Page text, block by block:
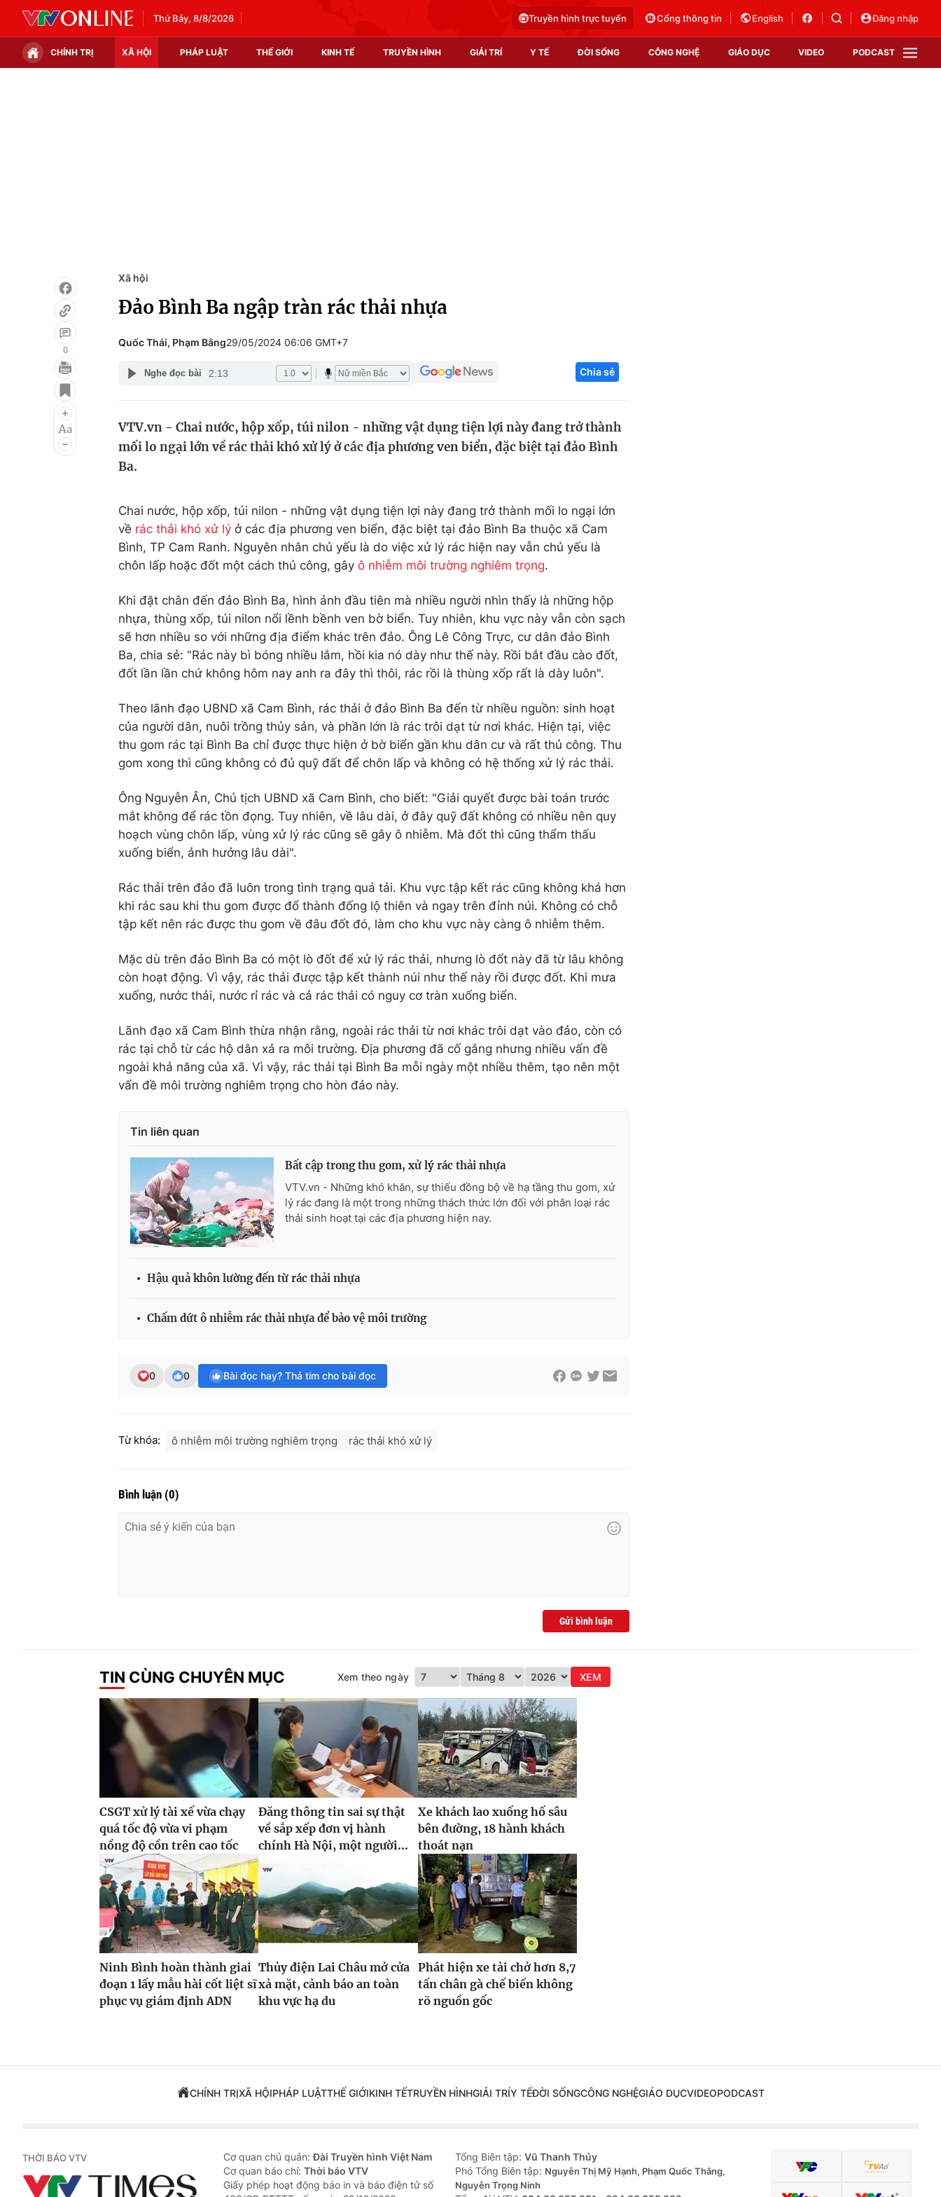
Thứ Bảy, 8/8/2026 Truyền hình trực tuyến Cổng thông tin English Đăng nhập
CHÍNH TRỊ XÃ HỘI PHÁP LUẬT THẾ GIỚI KINH TẾ TRUYỀN HÌNH GIẢI TRÍ Y TẾ ĐỜI SỐNG CÔNG NGHỆ GIÁO DỤC VIDEO PODCAST
Điện ảnh
Âm nhạc
Làm đẹp
Giáo dục
Học trực tuyến
Công nghệ
Sản phẩm
0
Xã hội
Đảo Bình Ba ngập tràn rác thải nhựa
Quốc Thái, Phạm Bằng29/05/2024 06:06 GMT+7
Nghe đọc bài 2:13 Chia sẻ
VTV.vn - Chai nước, hộp xốp, túi nilon - những vật dụng tiện lợi này đang trở thành
mối lo ngại lớn về rác thải khó xử lý ở các địa phương ven biển, đặc biệt tại đảo Bình
Ba.
Chai nước, hộp xốp, túi nilon - những vật dụng tiện lợi này đang trở thành mối lo ngại lớn
về rác thải khó xử lý ở các địa phương ven biển, đặc biệt tại đảo Bình Ba thuộc xã Cam
Bình, TP Cam Ranh. Nguyên nhân chủ yếu là do việc xử lý rác hiện nay vẫn chủ yếu là
chôn lấp hoặc đốt một cách thủ công, gây ô nhiễm môi trường nghiêm trọng.
Khi đặt chân đến đảo Bình Ba, hình ảnh đầu tiên mà nhiều người nhìn thấy là những hộp
nhựa, thùng xốp, túi nilon nổi lềnh bềnh ven bờ biển. Tuy nhiên, khu vực này vẫn còn sạch
sẽ hơn nhiều so với những địa điểm khác trên đảo. Ông Lê Công Trực, cư dân đảo Bình
Ba, chia sẻ: "Rác này bì bóng nhiều lắm, hồi kia nó dày như thế này. Rồi bắt đầu cào đốt,
đốt lần lần chứ không hôm nay anh ra đây thì thôi, rác rồi là thùng xốp rất là dày luôn".
Theo lãnh đạo UBND xã Cam Bình, rác thải ở đảo Bình Ba đến từ nhiều nguồn: sinh hoạt
của người dân, nuôi trồng thủy sản, và phần lớn là rác trôi dạt từ nơi khác. Hiện tại, việc
thu gom rác tại Bình Ba chỉ được thực hiện ở bờ biển gần khu dân cư và rất thủ công. Thu
gom xong thì cũng không có đủ quỹ đất để chôn lấp và không có hệ thống xử lý rác thải.
Ông Nguyễn Ân, Chủ tịch UBND xã Cam Bình, cho biết: "Giải quyết được bài toán trước
mắt không để rác tồn đọng. Tuy nhiên, về lâu dài, ở đây quỹ đất không có nhiều nên quy
hoạch vùng chôn lấp, vùng xử lý rác cũng sẽ gây ô nhiễm. Mà đốt thì cũng thẩm thấu
xuống biển, ảnh hưởng lâu dài".
Rác thải trên đảo đã luôn trong tình trạng quá tải. Khu vực tập kết rác cũng không khá hơn
khi rác sau khi thu gom được đổ thành đống lộ thiên và ngay trên đỉnh núi. Không có chỗ
tập kết nên rác được thu gom về đâu đốt đó, làm cho khu vực này càng ô nhiễm thêm.
Mặc dù trên đảo Bình Ba có một lò đốt để xử lý rác thải, nhưng lò đốt này đã từ lâu không
còn hoạt động. Vì vậy, rác thải được tập kết thành núi như thế này rồi được đốt. Khi mưa
xuống, nước thải, nước rỉ rác và cả rác thải có nguy cơ tràn xuống biển.
Lãnh đạo xã Cam Bình thừa nhận rằng, ngoài rác thải từ nơi khác trôi dạt vào đảo, còn có
rác tại chỗ từ các hộ dân xả ra môi trường. Địa phương đã cố gắng nhưng nhiều vấn đề
ngoài khả năng của xã. Vì vậy, rác thải tại Bình Ba mỗi ngày một nhiều thêm, tạo nên một
vấn đề môi trường nghiêm trọng cho hòn đảo này.
Tin liên quan
Bất cập trong thu gom, xử lý rác thải nhựa
VTV.vn - Những khó khăn, sự thiếu đồng bộ về hạ tầng thu gom, xử
lý rác đang là một trong những thách thức lớn đối với phân loại rác
thải sinh hoạt tại các địa phương hiện nay.
Hậu quả khôn lường đến từ rác thải nhựa
Chấm dứt ô nhiễm rác thải nhựa để bảo vệ môi trường
0 0 Bài đọc hay? Thả tim cho bài đọc
Từ khóa: ô nhiễm môi trường nghiêm trọng rác thải khó xử lý
Bình luận (0)
Gửi bình luận
TIN CÙNG CHUYÊN MỤC Xem theo ngày XEM
CSGT xử lý tài xế vừa chạy
quá tốc độ vừa vi phạm
nồng độ cồn trên cao tốc
Đăng thông tin sai sự thật
về sắp xếp đơn vị hành
chính Hà Nội, một người...
Xe khách lao xuống hố sâu
bên đường, 18 hành khách
thoát nạn
Ninh Bình hoàn thành giai
đoạn 1 lấy mẫu hài cốt liệt sĩ
phục vụ giám định ADN
Thủy điện Lai Châu mở cửa
xả mặt, cảnh báo an toàn
khu vực hạ du
Phát hiện xe tải chở hơn 8,7
tấn chân gà chế biến không
rõ nguồn gốc
CHÍNH TRỊXÃ HỘIPHÁP LUẬTTHẾ GIỚIKINH TẾTRUYỀN HÌNHGIẢI TRÍY TẾĐỜI SỐNGCÔNG NGHỆGIÁO DỤCVIDEOPODCAST
THỜI BÁO VTV Cơ quan chủ quản:Đài Truyền hình Việt Nam
Cơ quan báo chí: Thời báo VTV
Giấy phép hoạt động báo in và báo điện tử số
Tổng Biên tập: Vũ Thanh Thủy
Phó Tổng Biên tập: Nguyễn Thị Mỹ Hạnh, Phạm Quốc Thắng,
Nguyễn Trọng Ninh